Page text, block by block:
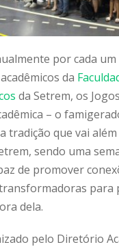
por cada um
da
da Setrem, os
– o
tradição que vai
sendo uma
de promover
para
dela.
pelo Diretório